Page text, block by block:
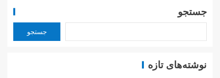
جستجو
جستجو
نوشته‌های تازه